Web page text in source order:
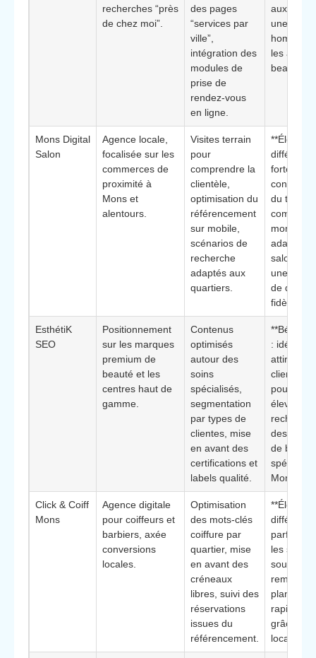
recherches “près
de chez moi”.
des pages
“services par
ville”,
intégration des
modules de
prise de
rendez-vous
en ligne.
aux avis
une
les
beauté.
Mons Digital
Salon
Agence locale,
focalisée sur les
commerces de
proximité à
Mons et
alentours.
Visites terrain
pour
comprendre la
clientèle,
optimisation du
référencement
sur mobile,
scénarios de
recherche
adaptés aux
quartiers.
**Élément
forte
du tissu
montois,
adaptée
salons
une
de
fidèle.
EsthétiK
SEO
Positionnement
sur les marques
premium de
beauté et les
centres haut de
gamme.
Contenus
optimisés
autour des
soins
spécialisés,
segmentation
par types de
clientes, mise
en avant des
certifications et
labels qualité.
: idéal
attirer une
clientèle à
pouvoir
élevé
des
de beauté
Mons.
Click & Coiff
Mons
Agence digitale
pour coiffeurs et
barbiers, axée
conversions
locales.
Optimisation
des mots-clés
coiffure par
quartier, mise
en avant des
créneaux
libres, suivi des
réservations
issues du
référencement.
**Élément
parfaite
les salons
remplir
planning
grâce au
local